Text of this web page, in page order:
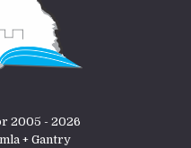
2005 - 2026
+ Gantry